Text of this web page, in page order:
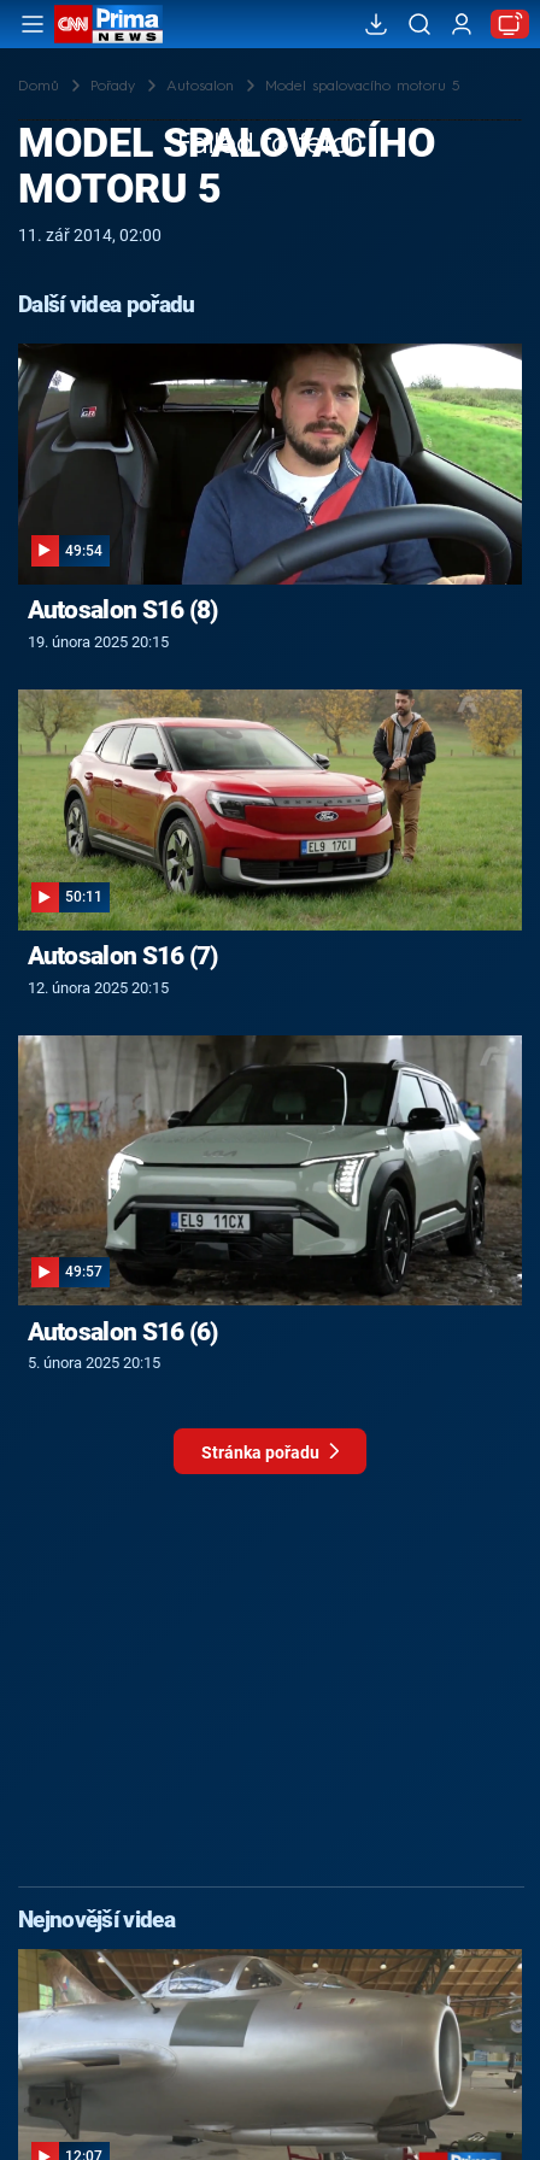
Domů Pořady Autosalon Model spalovacího motoru 5
Failed to fetch
MODEL SPALOVACÍHO
MOTORU 5
11. zář 2014, 02:00
Další videa pořadu
49:54
Autosalon S16 (8)
19. února 2025 20:15
50:11
Autosalon S16 (7)
12. února 2025 20:15
49:57
Autosalon S16 (6)
5. února 2025 20:15
Stránka pořadu
Nejnovější videa